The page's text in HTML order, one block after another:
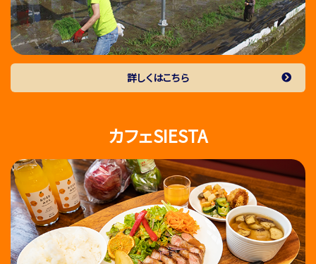
詳しくはこちら
カフェSIESTA